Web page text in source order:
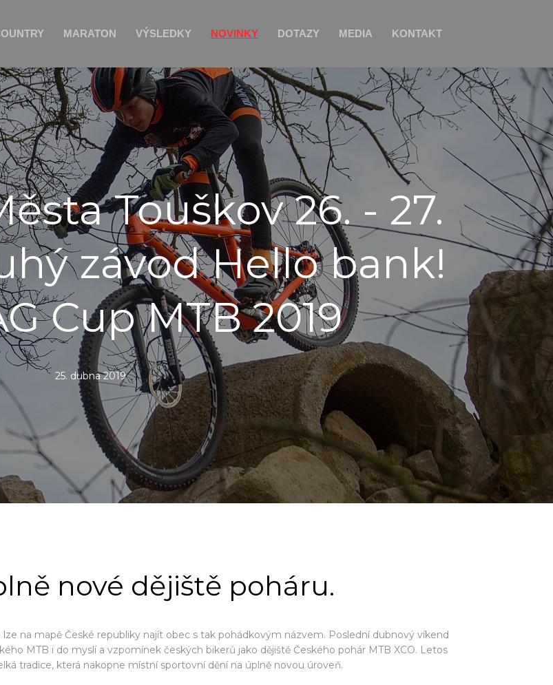
MARATON VÝSLEDKY NOVINKY DOTAZY MEDIA KONTAKT
Touškov 26. - 27.
závod Hello bank!
Cup MTB 2019
25. dubna 2019
nové dějiště poháru.
na mapě České republiky najít obec s tak pohádkovým názvem. Poslední dubnový víkend
MTB i do myslí a vzpomínek českých bikerů jako dějiště Českého pohár MTB XCO. Letos
tradice, která nakopne místní sportovní dění na úplně novou úroveň.